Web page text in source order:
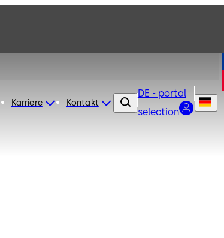
Karriere Kontakt
DE - portal
selection